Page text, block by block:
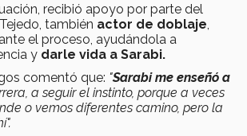
recibió apoyo por parte del
también actor de doblaje
el proceso, ayudándola a
y darle vida a Sarabi.
comentó que: "Sarabi me enseñó a
a seguir el instinto, porque a veces
o vemos diferentes camino, pero la